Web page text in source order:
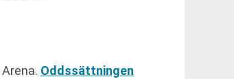
Oddssättningen